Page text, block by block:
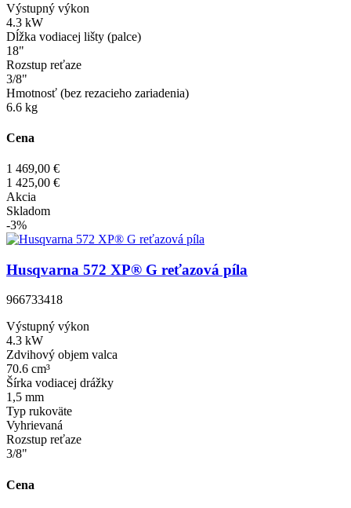
Výstupný výkon
4.3 kW
Dĺžka vodiacej lišty (palce)
18"
Rozstup reťaze
3/8"
Hmotnosť (bez rezacieho zariadenia)
6.6 kg
Cena
1 469,00 €
1 425,00 €
Akcia
Skladom
-3%
Husqvarna 572 XP® G reťazová píla
966733418
Výstupný výkon
4.3 kW
Zdvihový objem valca
70.6 cm³
Šírka vodiacej drážky
1,5 mm
Typ rukoväte
Vyhrievaná
Rozstup reťaze
3/8"
Cena